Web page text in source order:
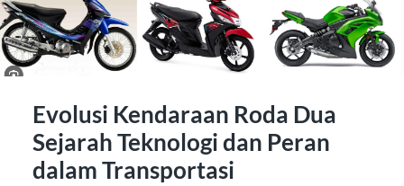
Evolusi Kendaraan Roda Dua
Sejarah Teknologi dan Peran
dalam Transportasi